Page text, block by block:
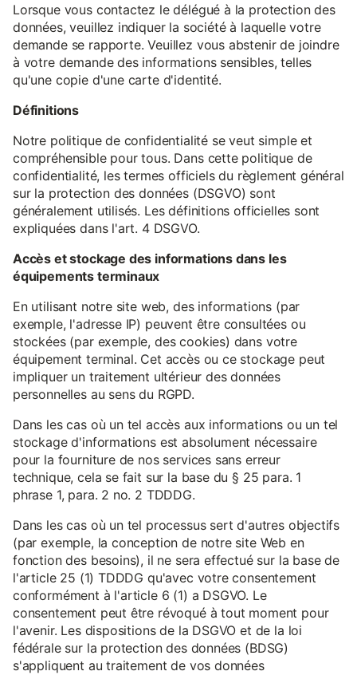
Lorsque vous contactez le délégué à la protection des
données, veuillez indiquer la société à laquelle votre
demande se rapporte. Veuillez vous abstenir de joindre
à votre demande des informations sensibles, telles
qu'une copie d'une carte d'identité.
Définitions
Notre politique de confidentialité se veut simple et
compréhensible pour tous. Dans cette politique de
confidentialité, les termes officiels du règlement général
sur la protection des données (DSGVO) sont
généralement utilisés. Les définitions officielles sont
expliquées dans l'art. 4 DSGVO.
Accès et stockage des informations dans les
équipements terminaux
En utilisant notre site web, des informations (par
exemple, l'adresse IP) peuvent être consultées ou
stockées (par exemple, des cookies) dans votre
équipement terminal. Cet accès ou ce stockage peut
impliquer un traitement ultérieur des données
personnelles au sens du RGPD.
Dans les cas où un tel accès aux informations ou un tel
stockage d'informations est absolument nécessaire
pour la fourniture de nos services sans erreur
technique, cela se fait sur la base du § 25 para. 1
phrase 1, para. 2 no. 2 TDDDG.
Dans les cas où un tel processus sert d'autres objectifs
(par exemple, la conception de notre site Web en
fonction des besoins), il ne sera effectué sur la base de
l'article 25 (1) TDDDG qu'avec votre consentement
conformément à l'article 6 (1) a DSGVO. Le
consentement peut être révoqué à tout moment pour
l'avenir. Les dispositions de la DSGVO et de la loi
fédérale sur la protection des données (BDSG)
s'appliquent au traitement de vos données